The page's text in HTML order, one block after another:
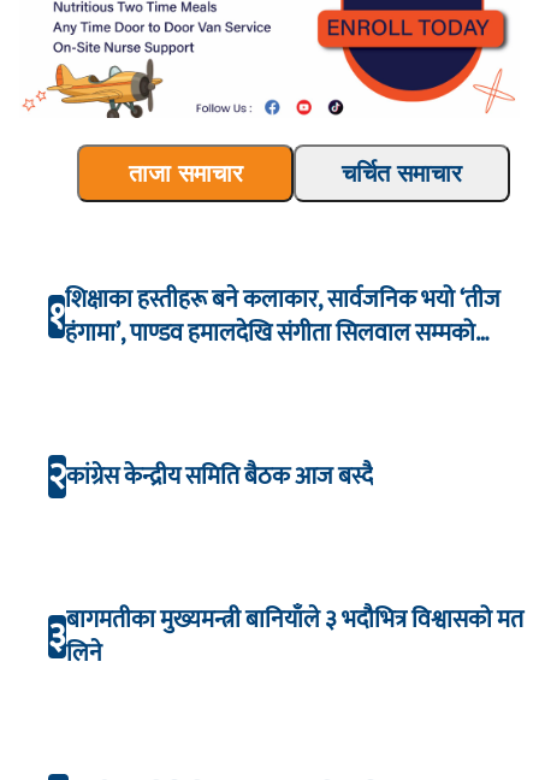
ताजा समाचार चर्चित समाचार
१शिक्षाका हस्तीहरू बने कलाकार, सार्वजनिक भयो ‘तीज
हंगामा’, पाण्डव हमालदेखि संगीता सिलवाल सम्मको
२कांग्रेस केन्द्रीय समिति बैठक आज बस्दै
३बागमतीका मुख्यमन्त्री बानियाँले ३ भदौभित्र विश्वासको मत
लिने